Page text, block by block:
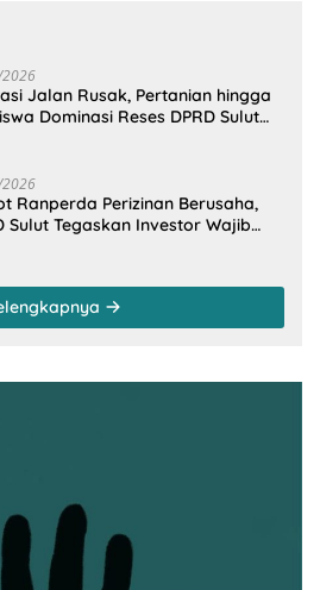
Jalan Rusak, Pertanian hingga
Dominasi Reses DPRD Sulut
Ranperda Perizinan Berusaha,
Sulut Tegaskan Investor Wajib